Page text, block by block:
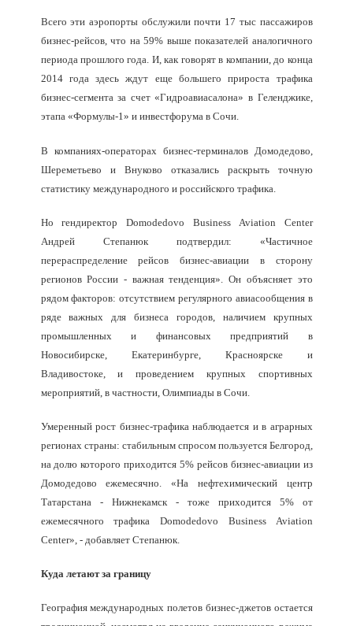
Всего эти аэропорты обслужили почти 17 тыс пассажиров
бизнес-рейсов, что на 59% выше показателей аналогичного
периода прошлого года. И, как говорят в компании, до конца
2014 года здесь ждут еще большего прироста трафика
бизнес-сегмента за счет «Гидроавиасалона» в Геленджике,
этапа «Формулы-1» и инвестфорума в Сочи.
В компаниях-операторах бизнес-терминалов Домодедово,
Шереметьево и Внуково отказались раскрыть точную
статистику международного и российского трафика.
Но гендиректор Domodedovo Business Aviation Center
Андрей Степанюк подтвердил: «Частичное
перераспределение рейсов бизнес-авиации в сторону
регионов России - важная тенденция». Он объясняет это
рядом факторов: отсутствием регулярного авиасообщения в
ряде важных для бизнеса городов, наличием крупных
промышленных и финансовых предприятий в
Новосибирске, Екатеринбурге, Красноярске и
Владивостоке, и проведением крупных спортивных
мероприятий, в частности, Олимпиады в Сочи.
Умеренный рост бизнес-трафика наблюдается и в аграрных
регионах страны: стабильным спросом пользуется Белгород,
на долю которого приходится 5% рейсов бизнес-авиации из
Домодедово ежемесячно. «На нефтехимический центр
Татарстана - Нижнекамск - тоже приходится 5% от
ежемесячного трафика Domodedovo Business Aviation
Center», - добавляет Степанюк.
Куда летают за границу
География международных полетов бизнес-джетов остается